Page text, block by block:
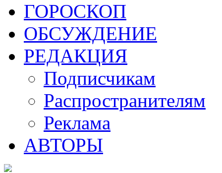
ГОРОСКОП
ОБСУЖДЕНИЕ
РЕДАКЦИЯ
Подписчикам
Распространителям
Реклама
АВТОРЫ